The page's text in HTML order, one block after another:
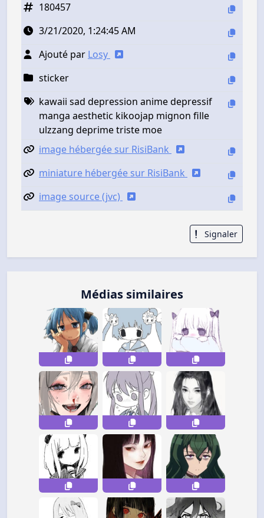
180457
3/21/2020, 1:24:45 AM
Ajouté par Losy
sticker
kawaii sad depression anime depressif
manga aesthetic kikoojap mignon fille
ulzzang deprime triste moe
image hébergée sur RisiBank
miniature hébergée sur RisiBank
image source (jvc)
Signaler
Médias similaires